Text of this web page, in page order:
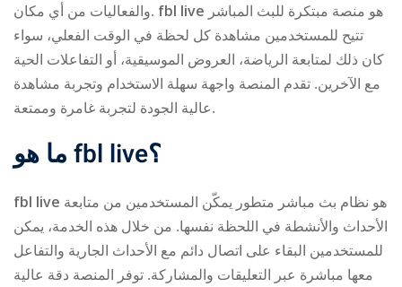
والفعاليات من أي مكان. fbl live
تتيح للمستخدمين مشاهدة كل لحظة في الوقت الفعلي، سواء
كان ذلك لمتابعة الرياضة، العروض الموسيقية، أو التفاعلات الحية
مع الآخرين. تقدم المنصة واجهة سهلة الاستخدام وتجربة مشاهدة
عالية الجودة لتجربة غامرة وممتعة.
fbl live؟
fbl live
الأحداث والأنشطة في اللحظة نفسها. من خلال هذه الخدمة، يمكن
للمستخدمين البقاء على اتصال دائم مع الأحداث الجارية والتفاعل
معها مباشرة عبر التعليقات والمشاركة. توفر المنصة دقة عالية